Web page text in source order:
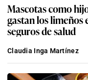
Mascotas como
gastan los
seguros de salud
Claudia Inga Martínez